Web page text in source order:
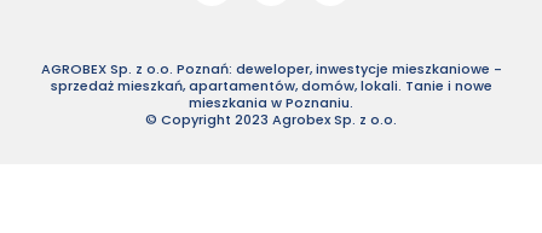
AGROBEX Sp. z o.o. Poznań: deweloper, inwestycje mieszkaniowe -
sprzedaż mieszkań, apartamentów, domów, lokali. Tanie i nowe
mieszkania w Poznaniu.
© Copyright 2023 Agrobex Sp. z o.o.